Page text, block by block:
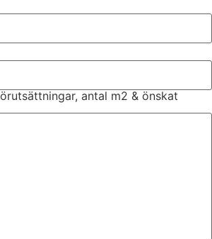
antal m2 & önskat